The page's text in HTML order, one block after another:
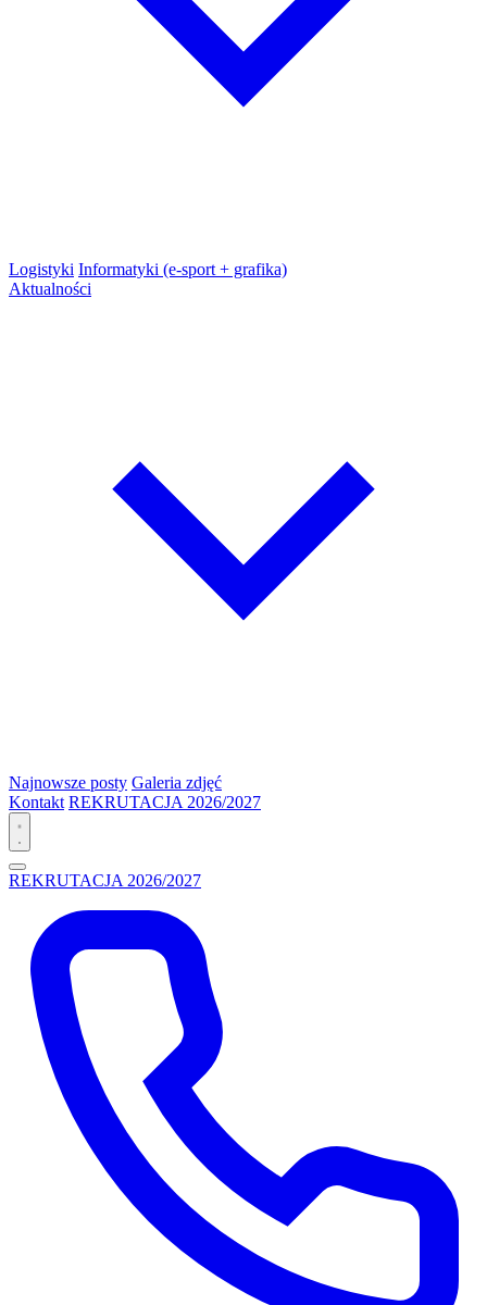
Logistyki Informatyki (e-sport + grafika)
Aktualności
Najnowsze posty Galeria zdjęć
Kontakt REKRUTACJA 2026/2027
REKRUTACJA 2026/2027